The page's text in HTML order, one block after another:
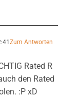
Zum Antworten
Rated R
den Rated
:P xD